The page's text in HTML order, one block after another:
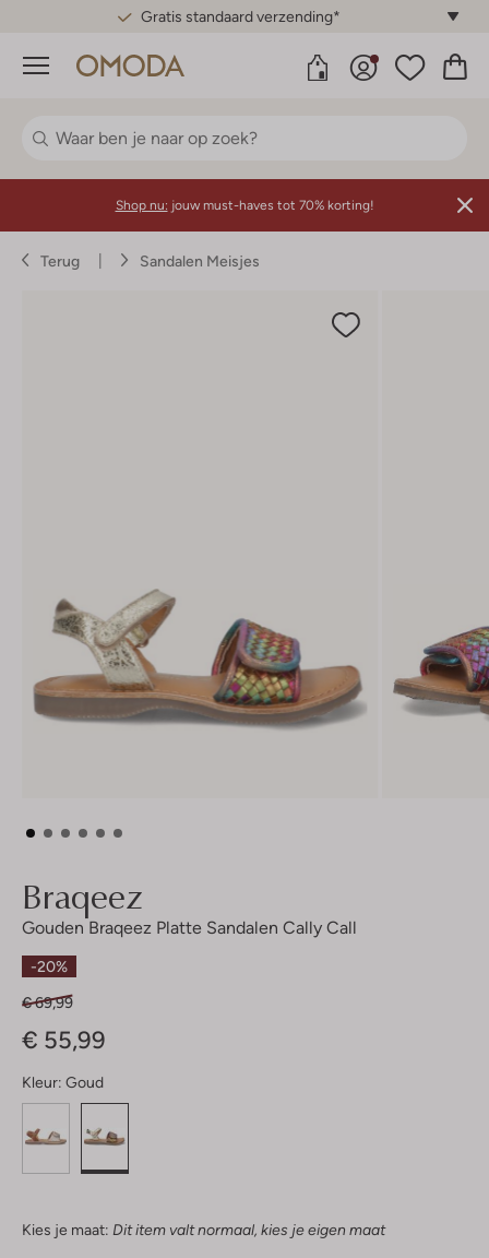
Gratis standaard verzending*
Menu
Shop nu: jouw must-haves tot 70% korting!
Terug Sandalen Meisjes
Braqeez
Gouden Braqeez Platte Sandalen Cally Call
-20%
€ 69,99
€ 55,99
Kleur: Goud
Kies je maat: Dit item valt normaal, kies je eigen maat